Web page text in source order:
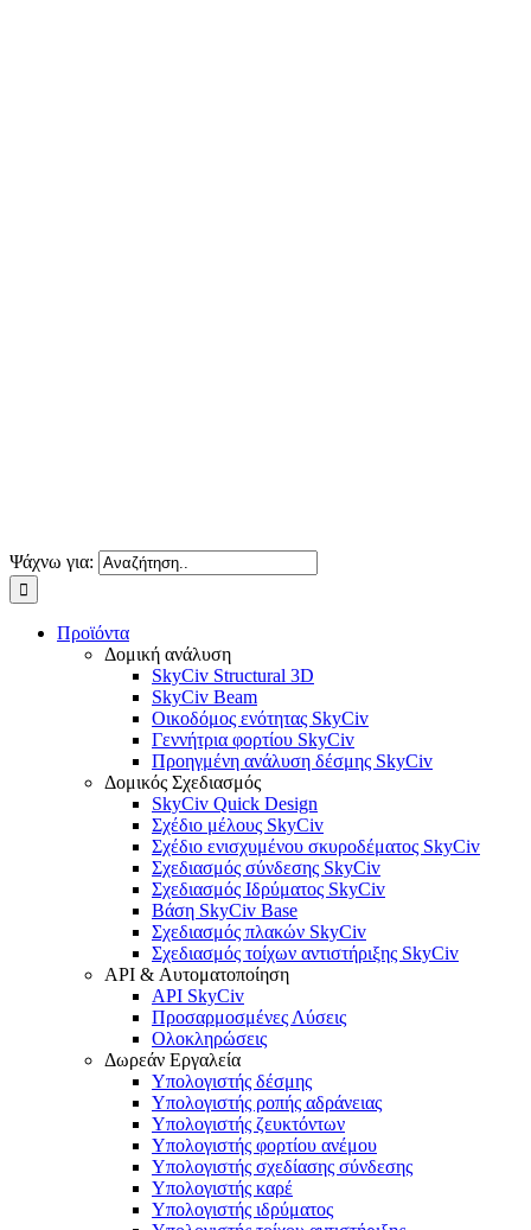
Ψάχνω για:
Προϊόντα
Δομική ανάλυση
SkyCiv Structural 3D
SkyCiv Beam
Οικοδόμος ενότητας SkyCiv
Γεννήτρια φορτίου SkyCiv
Προηγμένη ανάλυση δέσμης SkyCiv
Δομικός Σχεδιασμός
SkyCiv Quick Design
Σχέδιο μέλους SkyCiv
Σχέδιο ενισχυμένου σκυροδέματος SkyCiv
Σχεδιασμός σύνδεσης SkyCiv
Σχεδιασμός Ιδρύματος SkyCiv
Βάση SkyCiv Base
Σχεδιασμός πλακών SkyCiv
Σχεδιασμός τοίχων αντιστήριξης SkyCiv
API & Αυτοματοποίηση
API SkyCiv
Προσαρμοσμένες Λύσεις
Ολοκληρώσεις
Δωρεάν Εργαλεία
Υπολογιστής δέσμης
Υπολογιστής ροπής αδράνειας
Υπολογιστής ζευκτόντων
Υπολογιστής φορτίου ανέμου
Υπολογιστής σχεδίασης σύνδεσης
Υπολογιστής καρέ
Υπολογιστής ιδρύματος